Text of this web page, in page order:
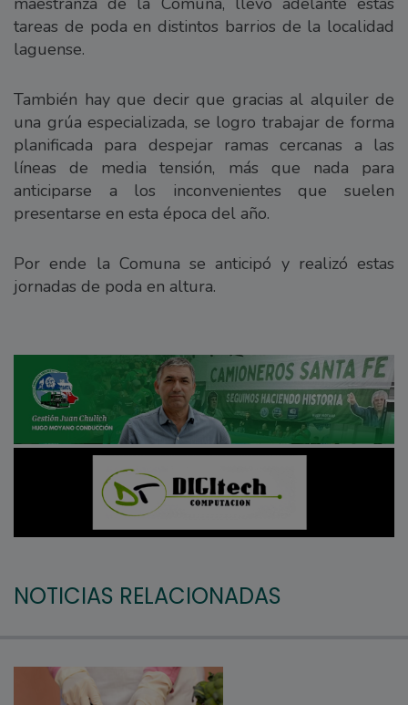
tareas de poda en distintos barrios de la localidad
laguense.
También hay que decir que gracias al alquiler de
una grúa especializada, se logro trabajar de forma
planificada para despejar ramas cercanas a las
líneas de media tensión, más que nada para
anticiparse a los inconvenientes que suelen
presentarse en esta época del año.
Por ende la Comuna se anticipó y realizó estas
jornadas de poda en altura.
NOTICIAS RELACIONADAS